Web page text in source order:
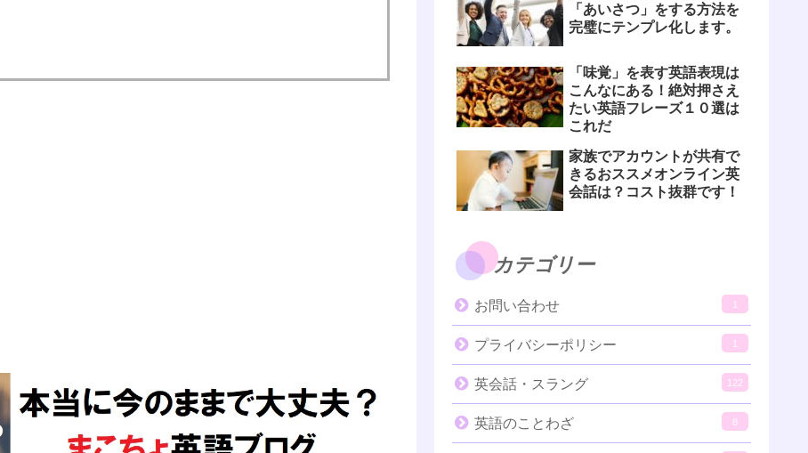
「あいさつ」をする方法を
完璧にテンプレ化します。
「味覚」を表す英語表現は
こんなにある！絶対押さえ
たい英語フレーズ１０選は
これだ
家族でアカウントが共有で
きるおススメオンライン英
会話は？コスト抜群です！
カテゴリー
お問い合わせ 1
プライバシーポリシー 1
英会話・スラング 122
英語のことわざ 8